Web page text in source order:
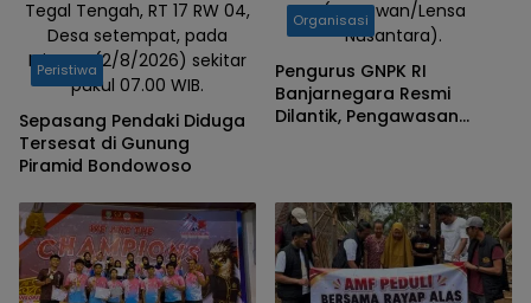
Tegal Tengah, RT 17 RW 04,
Desa setempat, pada
Minggu (2/8/2026) sekitar
pukul 07.00 WIB.
Peristiwa
Sepasang Pendaki Diduga
Tersesat di Gunung
Piramid Bondowoso
(Gunawan/Lensa
Nusantara).
Organisasi
Pengurus GNPK RI
Banjarnegara Resmi
Dilantik, Pengawasan